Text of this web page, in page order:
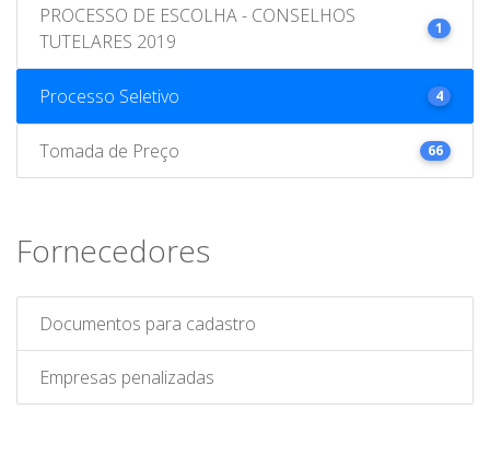
PROCESSO DE ESCOLHA - CONSELHOS
TUTELARES 2019
1
Processo Seletivo 4
Tomada de Preço 66
Fornecedores
Documentos para cadastro
Empresas penalizadas